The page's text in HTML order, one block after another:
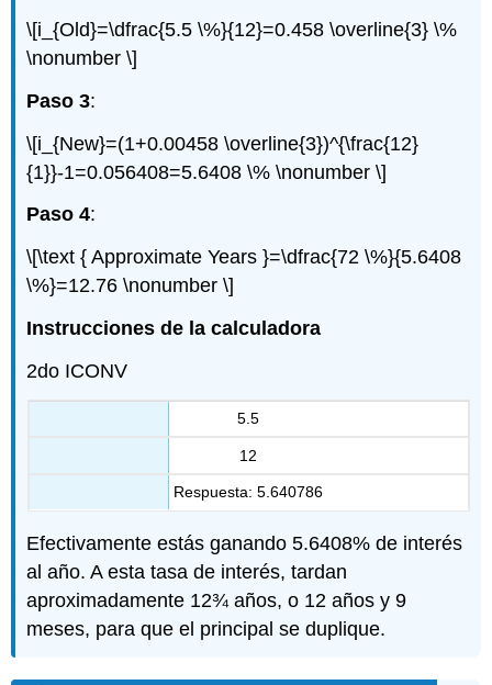
\[i_{Old}=\dfrac{5.5 \%}{12}=0.458 \overline{3} \%
\nonumber \]
Paso 3:
\[i_{New}=(1+0.00458 \overline{3})^{\frac{12}
{1}}-1=0.056408=5.6408 \% \nonumber \]
Paso 4:
\[\text { Approximate Years }=\dfrac{72 \%}{5.6408
\%}=12.76 \nonumber \]
Instrucciones de la calculadora
2do ICONV
5.5
12
Respuesta: 5.640786
Efectivamente estás ganando 5.6408% de interés
al año. A esta tasa de interés, tardan
aproximadamente 12¾ años, o 12 años y 9
meses, para que el principal se duplique.